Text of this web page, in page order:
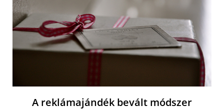
A reklámajándék bevált módszer